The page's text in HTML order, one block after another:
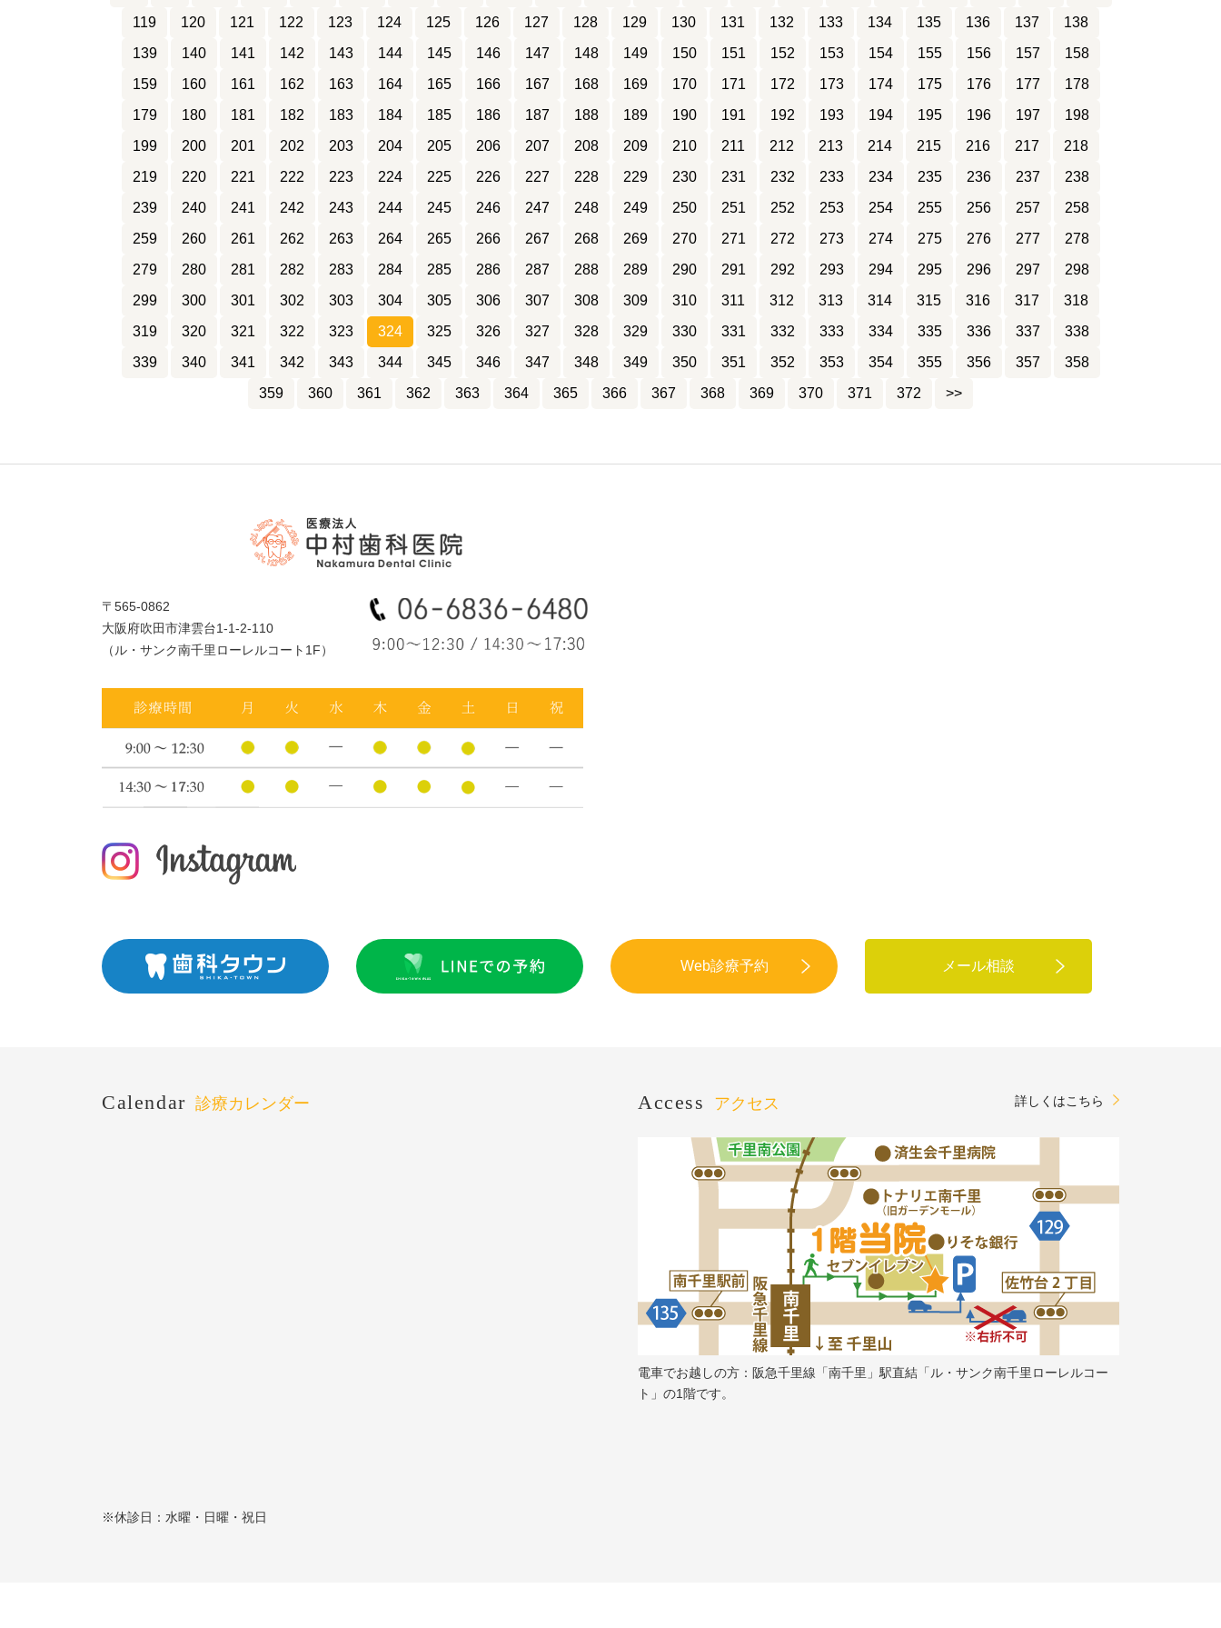
119
120 121 122 123 124 125 126 127 128 129 130 131 132 133 134 135 136 137
138
139
140 141 142 143 144 145 146 147 148 149 150 151 152 153 154 155 156 157
158
159
160 161 162 163 164 165 166 167 168 169 170 171 172 173 174 175 176 177
178
179
180 181 182 183 184 185 186 187 188 189 190 191 192 193 194 195 196 197
198
199
200 201 202 203 204 205 206 207 208 209 210 211 212 213 214 215 216 217
218
219
220 221 222 223 224 225 226 227 228 229 230 231 232 233 234 235 236 237
238
239
240 241 242 243 244 245 246 247 248 249 250 251 252 253 254 255 256 257
258
259
260 261 262 263 264 265 266 267 268 269 270 271 272 273 274 275 276 277
278
279
280 281 282 283 284 285 286 287 288 289 290 291 292 293 294 295 296 297
298
299
300 301 302 303 304 305 306 307 308 309 310 311 312 313 314 315 316 317
318
319
320 321 322 323 324 325 326 327 328 329 330 331 332 333 334 335 336 337
338
339
340 341 342 343 344 345 346 347 348 349 350 351 352 353 354 355 356 357
358
359
360 361 362 363 364 365 366 367 368 369 370 371 372 >>
〒565-0862
大阪府吹田市津雲台1-1-2-110
（ル・サンク南千里ローレルコート1F）
Web診療予約 メール相談
Calendar 診療カレンダー
※休診日：水曜・日曜・祝日
Access アクセス 詳しくはこちら
電車でお越しの方：阪急千里線「南千里」駅直結「ル・サンク南千里ローレルコー
ト」の1階です。